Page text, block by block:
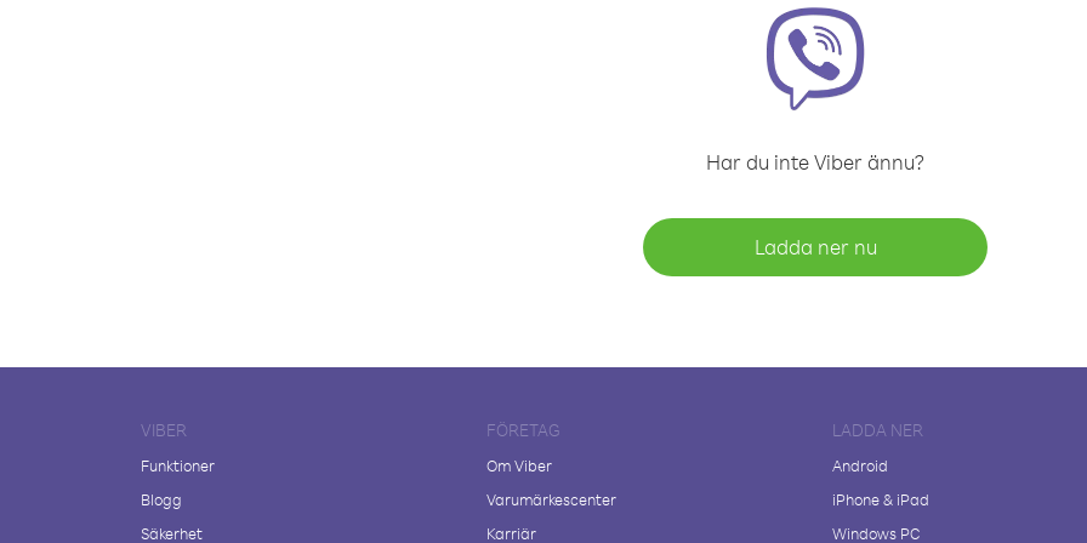
Har du inte Viber ännu?
Ladda ner nu
VIBER
Funktioner
Blogg
Säkerhet
FÖRETAG
Om Viber
Varumärkescenter
Karriär
LADDA NER
Android
iPhone & iPad
Windows PC